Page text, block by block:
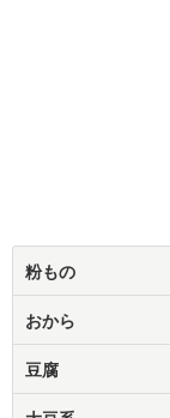
粉もの
おから
豆腐